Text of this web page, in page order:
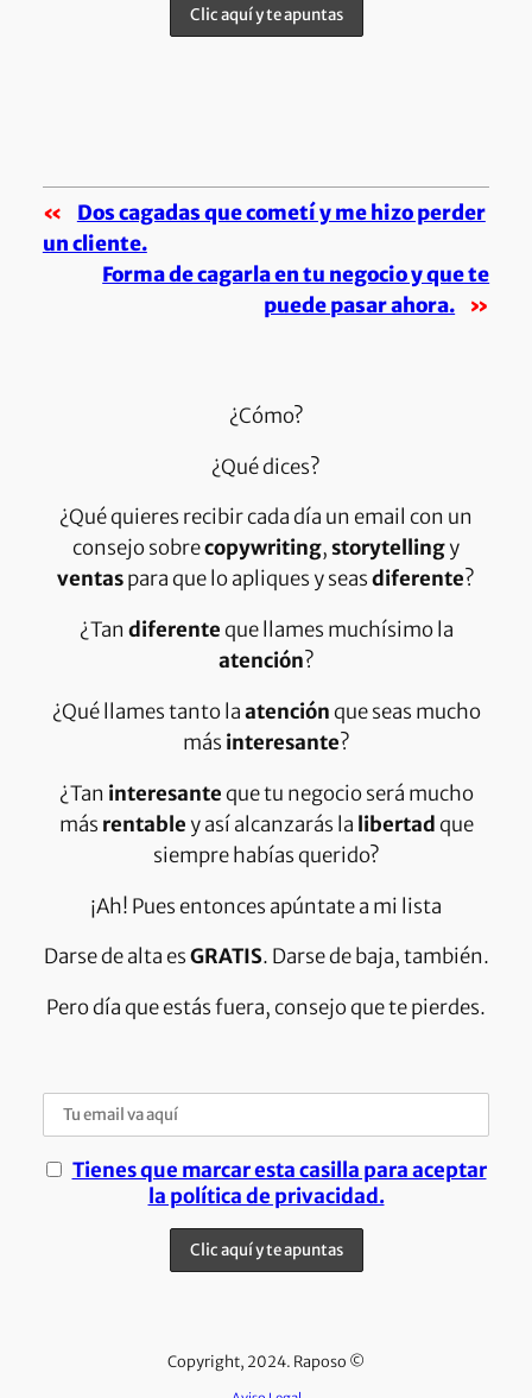
«
Dos cagadas que cometí y me hizo perder
un cliente.
Forma de cagarla en tu negocio y que te
puede pasar ahora.
»
¿Cómo?
¿Qué dices?
¿Qué quieres recibir cada día un email con un
consejo sobrecopywriting,storytellingy
ventaspara que lo apliques y seasdiferente?
¿Tan diferenteque llames muchísimo la
atención?
¿Qué llames tanto laatenciónque seas mucho
más interesante?
¿Tan interesanteque tu negocio será mucho
más rentable y así alcanzarás la libertadque
siempre habías querido?
¡Ah! Pues entonces apúntate a mi lista
Darse de alta esGRATIS. Darse de baja, también.
Pero día que estás fuera, consejo que te pierdes.
Tienes que marcar esta casilla para aceptar
la política de privacidad.
Copyright, 2024. Raposo ©